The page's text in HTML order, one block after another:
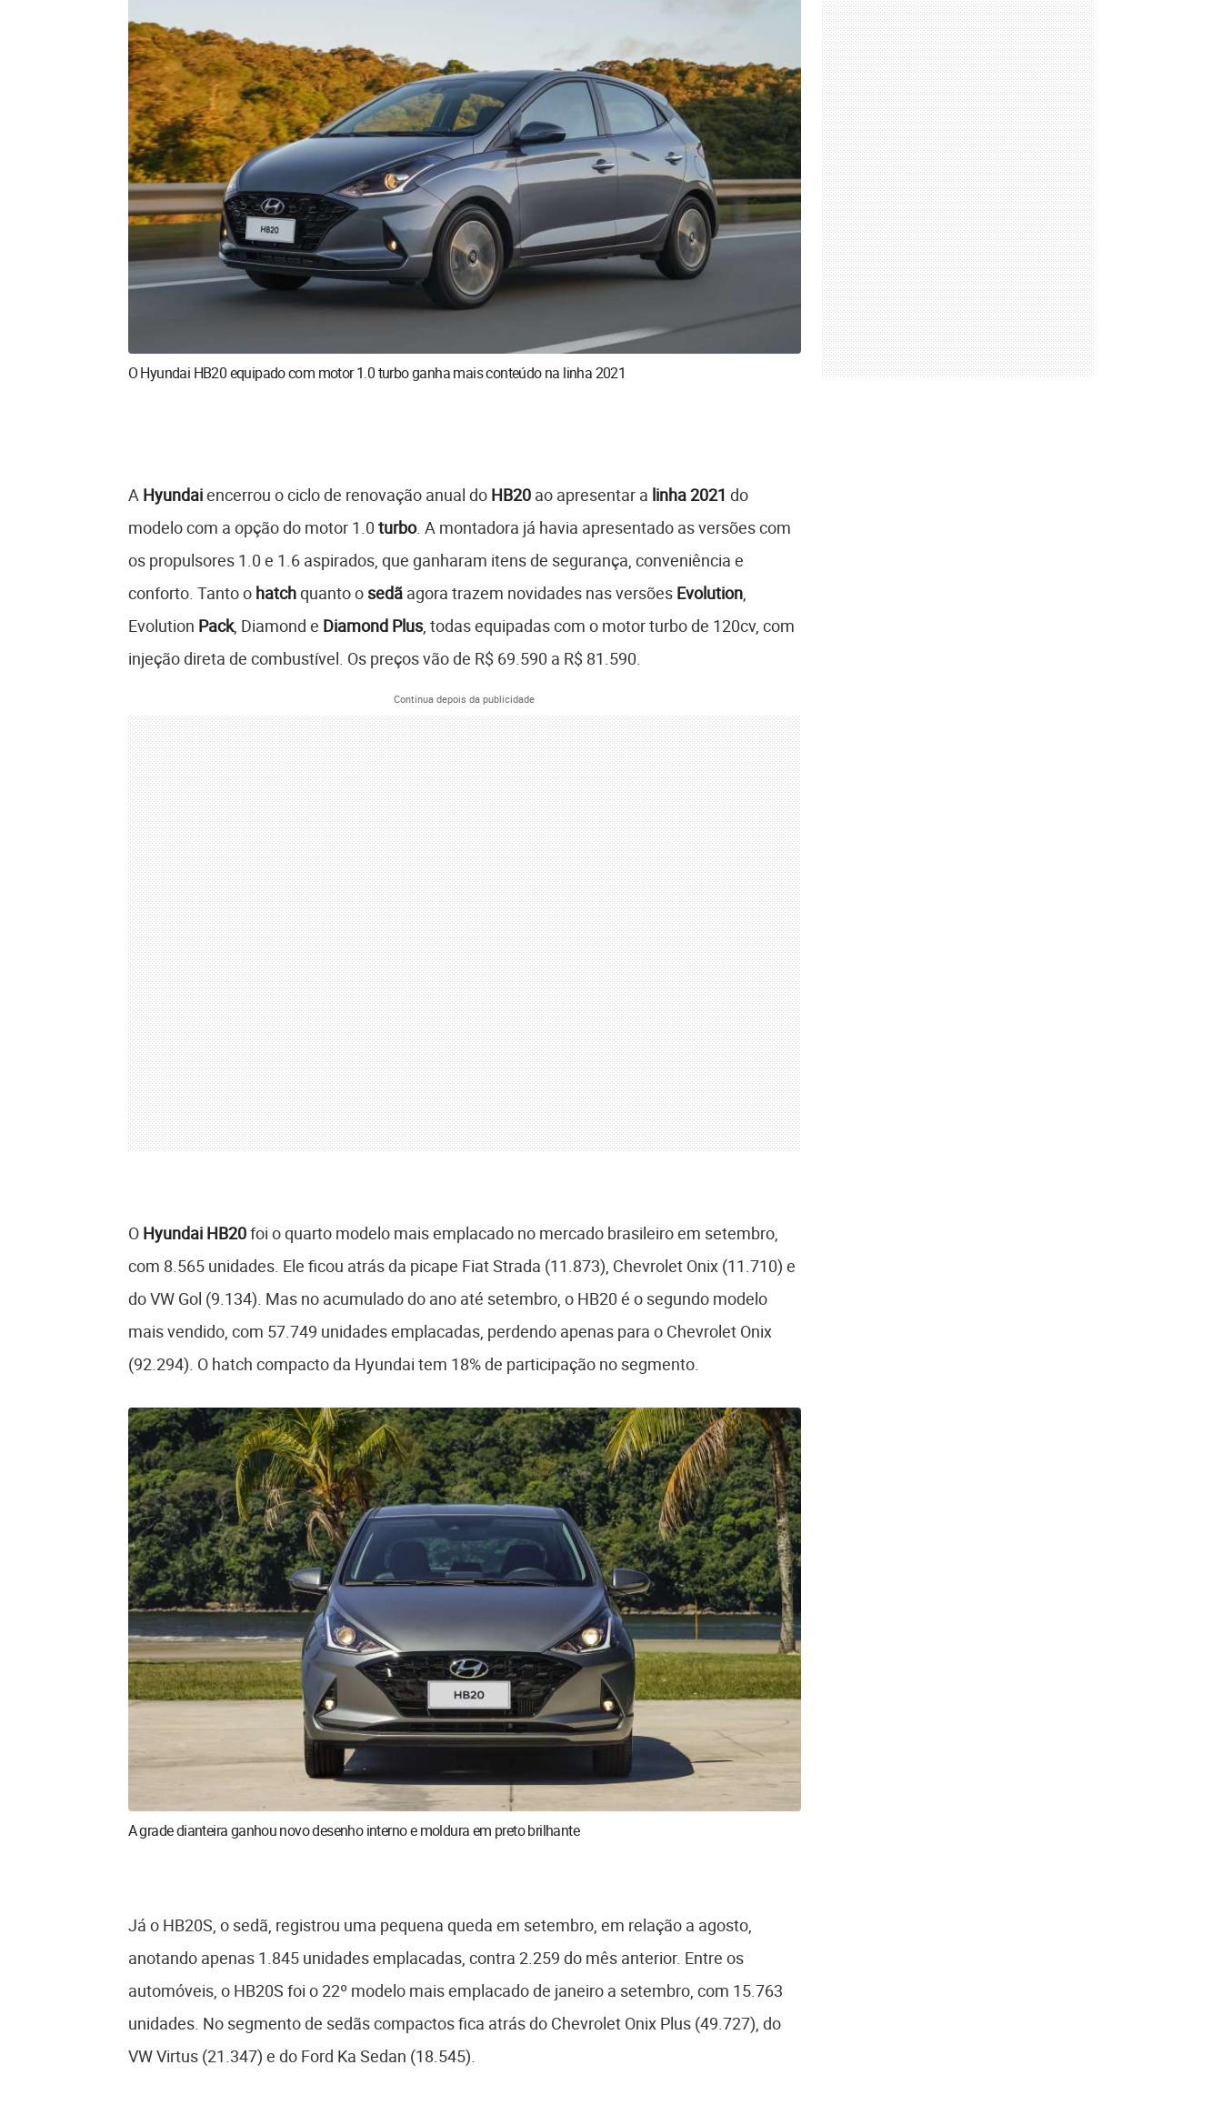
O Hyundai HB20 equipado com motor 1.0 turbo ganha mais conteúdo na linha 2021
A Hyundaiencerrou o ciclo de renovação anual do HB20ao apresentar a linha 2021 do
modelo com a opção do motor 1.0 turbo. A montadora já havia apresentado as versões com
os propulsores 1.0 e 1.6 aspirados, que ganharam itens de segurança, conveniência e
conforto. Tanto o hatchquanto o sedãagora trazem novidades nas versões Evolution,
Evolution Pack, Diamond e Diamond Plus, todas equipadas com o motor turbo de 120cv, com
injeção direta de combustível. Os preços vão de R$ 69.590 a R$ 81.590.
Continua depois da publicidade
O Hyundai HB20foi o quarto modelo mais emplacado no mercado brasileiro em setembro,
com 8.565 unidades. Ele ficou atrás da picape Fiat Strada (11.873), Chevrolet Onix (11.710) e
do VW Gol (9.134). Mas no acumulado do ano até setembro, o HB20 é o segundo modelo
mais vendido, com 57.749 unidades emplacadas, perdendo apenas para o Chevrolet Onix
(92.294). O hatch compacto da Hyundai tem 18% de participação no segmento.
A grade dianteira ganhou novo desenho interno e moldura em preto brilhante
Já o HB20S, o sedã, registrou uma pequena queda em setembro, em relação a agosto,
anotando apenas 1.845 unidades emplacadas, contra 2.259 do mês anterior. Entre os
automóveis, o HB20S foi o 22º modelo mais emplacado de janeiro a setembro, com 15.763
unidades. No segmento de sedãs compactos fica atrás do Chevrolet Onix Plus (49.727), do
VW Virtus (21.347) e do Ford Ka Sedan (18.545).